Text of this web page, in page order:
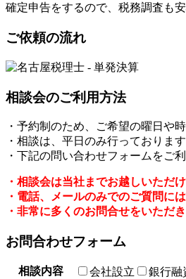
確定申告をするので、税務調査も安
ご依頼の流れ
相談会のご利用方法
・予約制のため、ご希望の曜日や
・相談は、平日のみ行っております
・下記の問い合わせフォームをご
・相談会は当社までお越しいただ
・電話、メールのみでのご質問に
・非常に多くのお問合せをいただ
お問合わせフォーム
相談内容 会社設立 銀行融